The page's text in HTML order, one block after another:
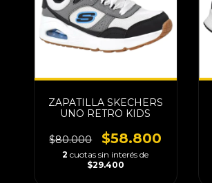
ZAPATILLA SKECHERS
UNO RETRO KIDS
$80.000 $58.800
2 cuotas sin interés de
$29.400